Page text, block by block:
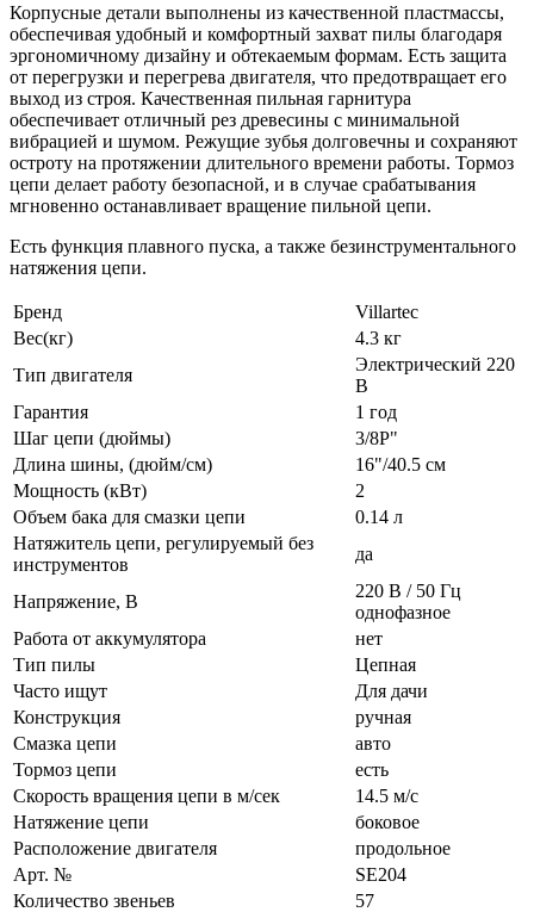
Корпусные детали выполнены из качественной пластмассы,
обеспечивая удобный и комфортный захват пилы благодаря
эргономичному дизайну и обтекаемым формам. Есть защита
от перегрузки и перегрева двигателя, что предотвращает его
выход из строя. Качественная пильная гарнитура
обеспечивает отличный рез древесины с минимальной
вибрацией и шумом. Режущие зубья долговечны и сохраняют
остроту на протяжении длительного времени работы. Тормоз
цепи делает работу безопасной, и в случае срабатывания
мгновенно останавливает вращение пильной цепи.
Есть функция плавного пуска, а также безинструментального
натяжения цепи.
Бренд
Villartec
Вес(кг)
4.3 кг
Тип двигателя
Электрический 220
В
Гарантия
1 год
Шаг цепи (дюймы)
3/8P"
Длина шины, (дюйм/см)
16"/40.5 см
Мощность (кВт)
2
Объем бака для смазки цепи
0.14 л
Натяжитель цепи, регулируемый без
инструментов
да
Напряжение, В
220 В / 50 Гц
однофазное
Работа от аккумулятора
нет
Тип пилы
Цепная
Часто ищут
Для дачи
Конструкция
ручная
Смазка цепи
авто
Тормоз цепи
есть
Скорость вращения цепи в м/сек
14.5 м/с
Натяжение цепи
боковое
Расположение двигателя
продольное
Арт. №
SE204
Количество звеньев
57